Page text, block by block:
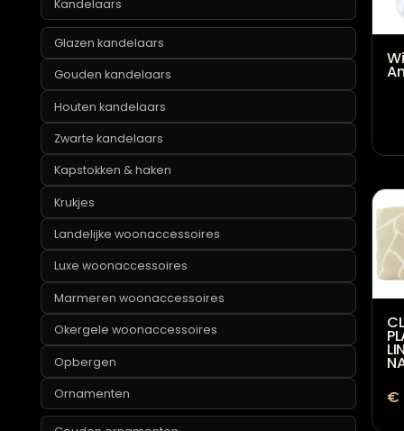
Industriële woonaccessoires
Kaarsen
Kandelaars
Glazen kandelaars
Gouden kandelaars
Houten kandelaars
Zwarte kandelaars
Kapstokken & haken
Krukjes
Landelijke woonaccessoires
Luxe woonaccessoires
Marmeren woonaccessoires